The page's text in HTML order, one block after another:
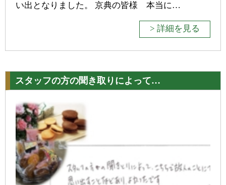
い出となりました。 京典の皆様 本当に…
> 詳細を見る
スタッフの方の聞き取りによって…